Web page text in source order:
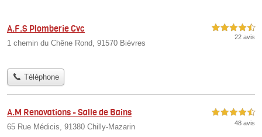
A.F.S Plomberie Cvc
1 chemin du Chêne Rond, 91570 Bièvres
4,5 étoiles sur 5
22 avis
Téléphone
A.M Renovations - Salle de Bains
65 Rue Médicis, 91380 Chilly-Mazarin
4,5 étoiles sur 5
48 avis